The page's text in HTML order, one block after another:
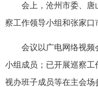
会上，沧州市委、唐
察工作领导小组和张家口
会议以广电网络视频
小组成员；已开展巡察
视办班子成员等在主会